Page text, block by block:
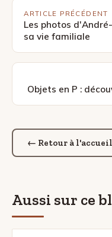
ARTICLE PRÉCÉDENT
Les photos
sa vie familiale
Objets en P :
← Retour à l'accueil
Aussi sur ce